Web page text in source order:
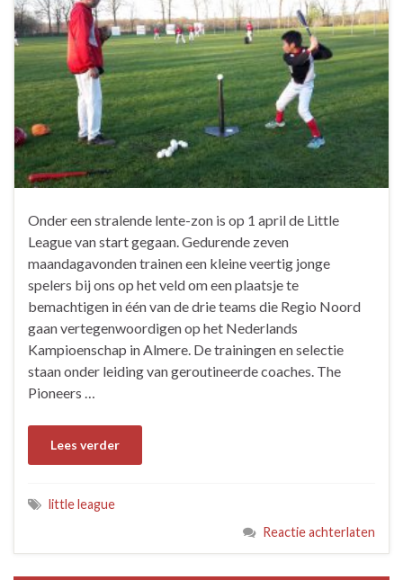
Onder een stralende lente-zon is op 1 april de Little
League van start gegaan. Gedurende zeven
maandagavonden trainen een kleine veertig jonge
spelers bij ons op het veld om een plaatsje te
bemachtigen in één van de drie teams die Regio Noord
gaan vertegenwoordigen op het Nederlands
Kampioenschap in Almere. De trainingen en selectie
staan onder leiding van geroutineerde coaches. The
Pioneers …
Lees verder
little league
Reactie achterlaten